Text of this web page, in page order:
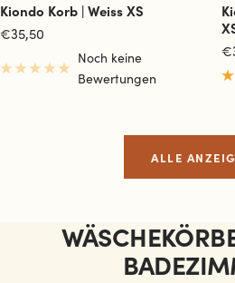
Kiondo Korb | Weiss XS
Angebotspreis
€35,50
Noch keine
Bewertungen
ALLE